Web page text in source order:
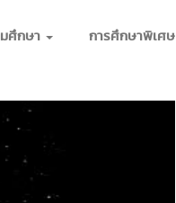
ศึกษา การศึกษาพิเศษ